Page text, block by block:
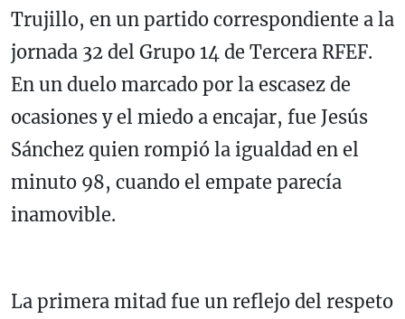
Trujillo, en un partido correspondiente a la
jornada 32 del Grupo 14 de Tercera RFEF.
En un duelo marcado por la escasez de
ocasiones y el miedo a encajar, fue Jesús
Sánchez quien rompió la igualdad en el
minuto 98, cuando el empate parecía
inamovible.
La primera mitad fue un reflejo del respeto